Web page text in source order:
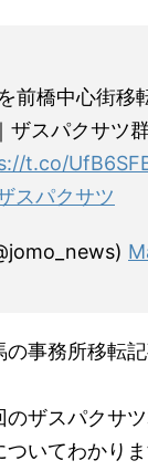
前橋中心街
ザスパクサツ
t.co/
スパクサツ
事務所移転
のザスパクサ
いてわかりま